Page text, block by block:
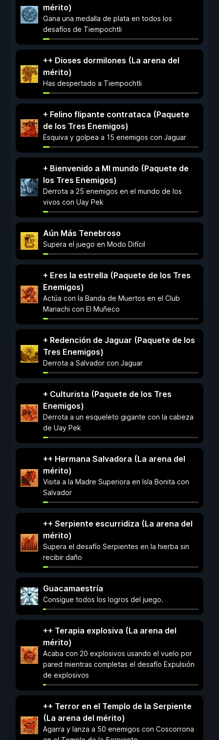
mérito)
Gana una medalla de plata en todos los
desafíos de Tiempochtli
++ Dioses dormilones (La arena del
mérito)
Has despertado a Tiempochtli
+ Felino flipante contrataca (Paquete
de los Tres Enemigos)
Esquiva y golpea a 15 enemigos con Jaguar
+ Bienvenido a MI mundo (Paquete de
los Tres Enemigos)
Derrota a 25 enemigos en el mundo de los
vivos con Uay Pek
Aún Más Tenebroso
Supera el juego en Modo Difícil
+ Eres la estrella (Paquete de los Tres
Enemigos)
Actúa con la Banda de Muertos en el Club
Mariachi con El Muñeco
+ Redención de Jaguar (Paquete de los
Tres Enemigos)
Derrota a Salvador con Jaguar
+ Culturista (Paquete de los Tres
Enemigos)
Derrota a un esqueleto gigante con la cabeza
de Uay Pek
++ Hermana Salvadora (La arena del
mérito)
Visita a la Madre Superiora en Isla Bonita con
Salvador
++ Serpiente escurridiza (La arena del
mérito)
Supera el desafío Serpientes en la hierba sin
recibir daño
Guacamaestría
Consigue todos los logros del juego.
++ Terapia explosiva (La arena del
mérito)
Acaba con 20 explosivos usando el vuelo por
pared mientras completas el desafío Expulsión
de explosivos
++ Terror en el Templo de la Serpiente
(La arena del mérito)
Agarra y lanza a 50 enemigos con Coscorrona